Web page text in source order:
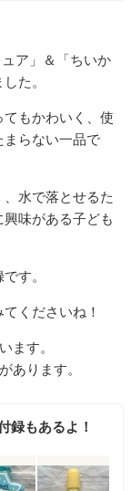
ア」＆「ちいか
た。
もかわいく、使
らない一品で
水で落とせるた
味がある子ども
す。
くださいね！
ます。
あります。
録もあるよ！